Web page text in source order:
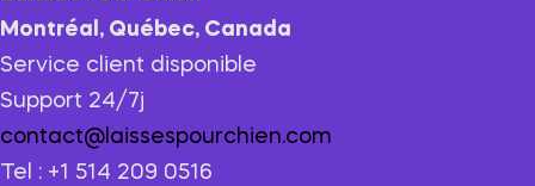
Montréal, Québec, Canada
Service client disponible
Support 24/7j
contact@laissespourchien.com
Tel : +1 514 209 0516